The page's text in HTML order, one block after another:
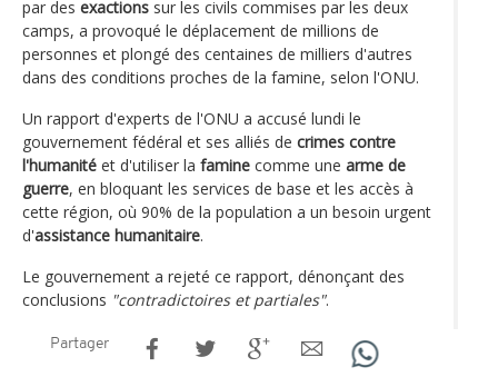
par des exactions sur les civils commises par les deux
camps, a provoqué le déplacement de millions de
personnes et plongé des centaines de milliers d'autres
dans des conditions proches de la famine, selon l'ONU.
Un rapport d'experts de l'ONU a accusé lundi le
gouvernement fédéral et ses alliés de crimes contre
l'humanité et d'utiliser la famine comme une arme de
guerre, en bloquant les services de base et les accès à
cette région, où 90% de la population a un besoin urgent
d'assistance humanitaire.
Le gouvernement a rejeté ce rapport, dénonçant des
conclusions "contradictoires et partiales".
Partager